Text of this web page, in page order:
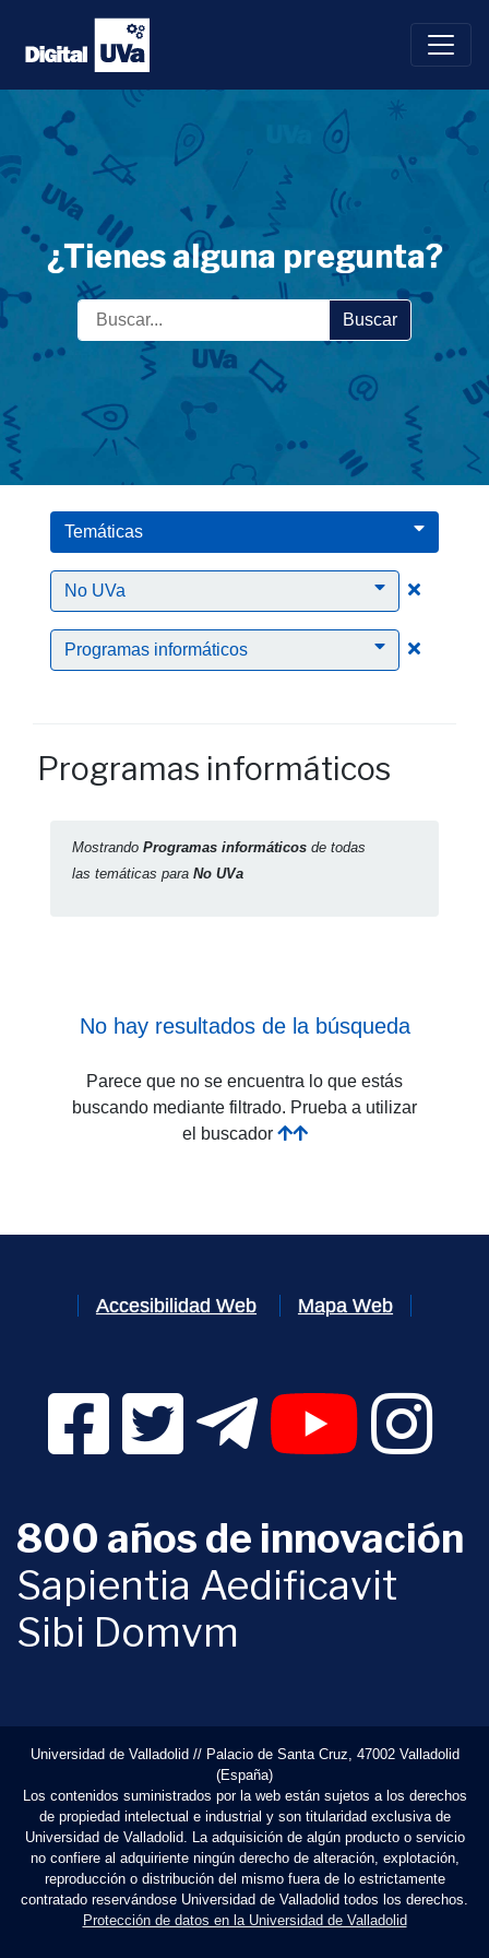
Saltar
contenido
¿Tienes alguna pregunta?
Buscar
Temáticas
No UVa Clic
Programas informáticos Clic
Programas informáticos
Mostrando Programas informáticos de todas
las temáticas para No UVa
No hay resultados de la búsqueda
Parece que no se encuentra lo que estás
buscando mediante filtrado. Prueba a utilizar
el buscador
Accesibilidad Web Mapa Web
Facebook Digital UVa (se abrirá en una nueva
Twitter Digital UVa (se abrirá en una
Telegram Digital UVa (se
YouTube Digital
800 años de innovación
Sapientia Aedificavit
Sibi Domvm
Universidad de Valladolid // Palacio de Santa Cruz, 47002 Valladolid
(España)
Los contenidos suministrados por la web están sujetos a los derechos
de propiedad intelectual e industrial y son titularidad exclusiva de
Universidad de Valladolid. La adquisición de algún producto o servicio
no confiere al adquiriente ningún derecho de alteración, explotación,
reproducción o distribución del mismo fuera de lo estrictamente
contratado reservándose Universidad de Valladolid todos los derechos.
Protección de datos en la Universidad de Valladolid